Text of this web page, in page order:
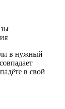
в нужный
в свой